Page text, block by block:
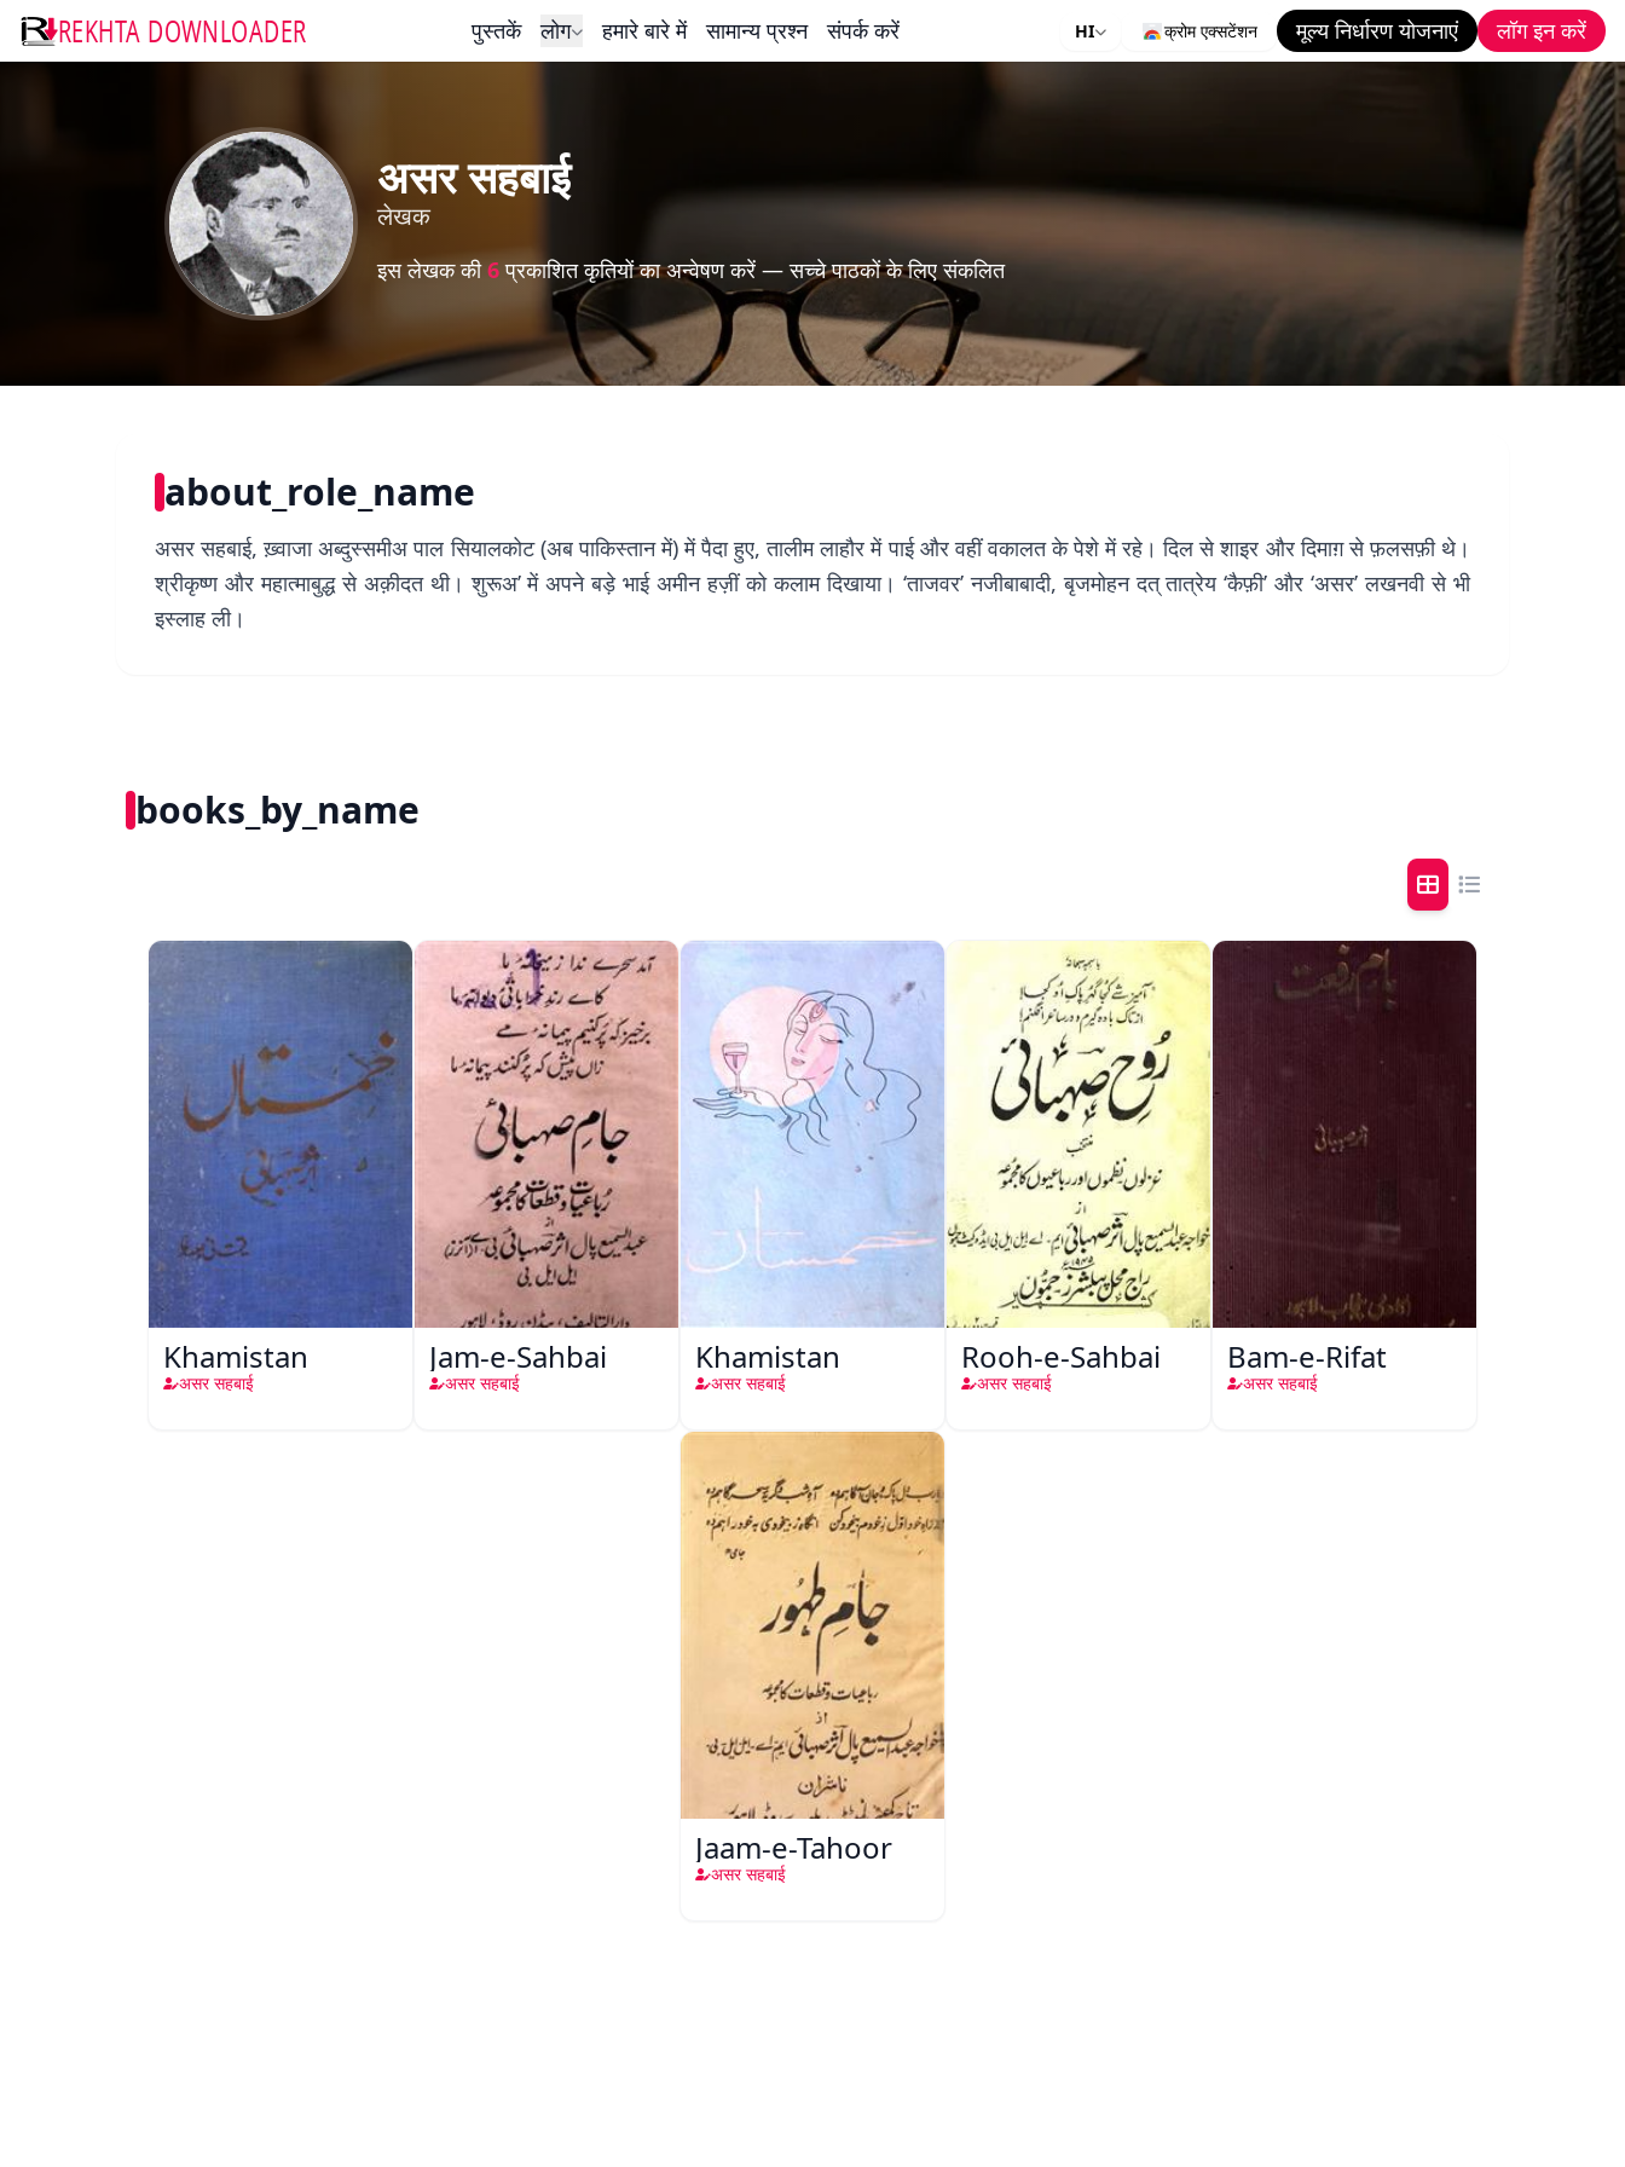
REKHTA DOWNLOADER पुस्तकें लोग हमारे बारे में सामान्य प्रश्न संपर्क करें HI क्रोम एक्सटेंशन मूल्य निर्धारण योजनाएं लॉग इन करें
असर सहबाई
लेखक
इस लेखक की6प्रकाशित कृतियों का अन्वेषण करें — सच्चे पाठकों के लिए संकलित
about_role_name
असर सहबाई, ख़्वाजा अब्दुस्समीअ पाल सियालकोट (अब पाकिस्तान में) में पैदा हुए, तालीम लाहौर में पाई और वहीं वकालत के पेशे में रहे। दिल से शाइर और दिमाग़ से फ़लसफ़ी थे।
श्रीकृष्ण और महात्माबुद्ध से अक़ीदत थी। शुरूअ’ में अपने बड़े भाई अमीन हज़ीं को कलाम दिखाया। ‘ताजवर’ नजीबाबादी, बृजमोहन दत् तात्रेय ‘कैफ़ी’ और ‘असर’ लखनवी से भी
इस्लाह ली।
books_by_name
Khamistan
असर सहबाई
Jam-e-Sahbai
असर सहबाई
Khamistan
असर सहबाई
Rooh-e-Sahbai
असर सहबाई
Bam-e-Rifat
असर सहबाई
Jaam-e-Tahoor
असर सहबाई